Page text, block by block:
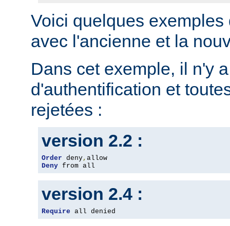
Voici quelques
avec l'ancienne et la
Dans cet exemple, il n'y
d'authentification et
rejetées :
version 2.2 :
Order deny,
Deny from all
version 2.4 :
Require all denied